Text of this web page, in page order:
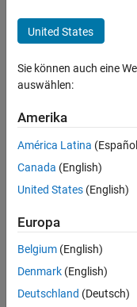
Praktika
Commercial Sales
Customer Support
Education Sales
Inside Sales
Marketing
Marketing Services
Business Model
+8
Derzeit
es
keine
offenen
Stellen,
Ihren
Suchkriterien
entsprechen.
können
United States
Sie können auch eine
auswählen:
Amerika
América Latina
Canada (English)
United States (English)
Europa
Belgium (English)
Denmark (English)
Deutschland (Deutsch)